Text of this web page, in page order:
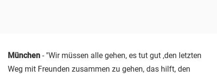
München - "Wir müssen alle gehen, es tut gut ,den letzten
Weg mit Freunden zusammen zu gehen, das hilft, den